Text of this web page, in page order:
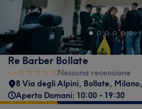
Re Barber Bollate
-,-
Nessuna recensione
8 Via degli Alpini, Bollate, Milano,
Aperto Domani: 10:00 - 19:30